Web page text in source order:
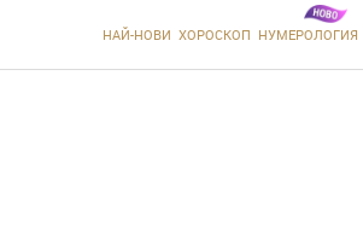
НАЙ-НОВИ ХОРОСКОП НУМЕРОЛОГИЯ